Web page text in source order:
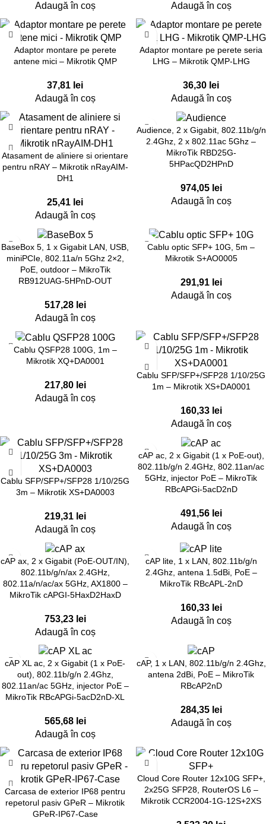
Adaugă în coș
Adaugă în coș
Adaptor montare pe perete
antene mici – Mikrotik QMP
37,81 lei
Adaugă în coș
Adaptor montare pe perete seria
LHG – Mikrotik QMP-LHG
36,30 lei
Adaugă în coș
Atasament de aliniere si orientare
pentru nRAY – Mikrotik nRayAIM-
DH1
25,41 lei
Adaugă în coș
Audience, 2 x Gigabit, 802.11b/g/n
2.4Ghz, 2 x 802.11ac 5Ghz –
MikroTik RBD25G-
5HPacQD2HPnD
974,05 lei
Adaugă în coș
BaseBox 5, 1 x Gigabit LAN, USB,
miniPCIe, 802.11a/n 5Ghz 2×2,
PoE, outdoor – MikroTik
RB912UAG-5HPnD-OUT
517,28 lei
Adaugă în coș
Cablu optic SFP+ 10G, 5m –
Mikrotik S+AO0005
291,91 lei
Adaugă în coș
Cablu QSFP28 100G, 1m –
Mikrotik XQ+DA0001
217,80 lei
Adaugă în coș
Cablu SFP/SFP+/SFP28 1/10/25G
1m – Mikrotik XS+DA0001
160,33 lei
Adaugă în coș
Cablu SFP/SFP+/SFP28 1/10/25G
3m – Mikrotik XS+DA0003
219,31 lei
Adaugă în coș
cAP ac, 2 x Gigabit (1 x PoE-out),
802.11b/g/n 2.4GHz, 802.11an/ac
5GHz, injector PoE – MikroTik
RBcAPGi-5acD2nD
491,56 lei
Adaugă în coș
cAP ax, 2 x Gigabit (PoE-OUT/IN),
802.11b/g/n/ax 2.4GHz,
802.11a/n/ac/ax 5GHz, AX1800 –
MikroTik cAPGI-5HaxD2HaxD
753,23 lei
Adaugă în coș
cAP lite, 1 x LAN, 802.11b/g/n
2.4Ghz, antena 1.5dBi, PoE –
MikroTik RBcAPL-2nD
160,33 lei
Adaugă în coș
cAP XL ac, 2 x Gigabit (1 x PoE-
out), 802.11b/g/n 2.4Ghz,
802.11an/ac 5GHz, injector PoE –
MikroTik RBcAPGi-5acD2nD-XL
565,68 lei
Adaugă în coș
cAP, 1 x LAN, 802.11b/g/n 2.4Ghz,
antena 2dBi, PoE – MikroTik
RBcAP2nD
284,35 lei
Adaugă în coș
Carcasa de exterior IP68 pentru
repetorul pasiv GPeR – Mikrotik
GPeR-IP67-Case
Cloud Core Router 12x10G SFP+,
2x25G SFP28, RouterOS L6 –
Mikrotik CCR2004-1G-12S+2XS